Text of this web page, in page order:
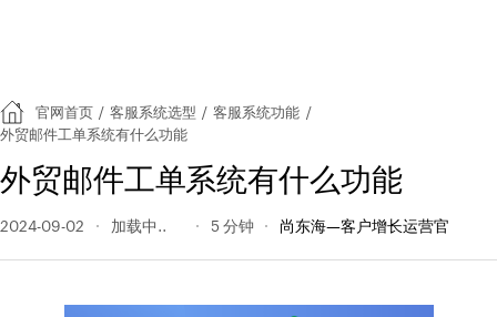
官网首页 / 客服系统选型 / 客服系统功能 /
外贸邮件工单系统有什么功能
外贸邮件工单系统有什么功能
2024-09-02 127 阅读量 5 分钟 尚东海—客户增长运营官